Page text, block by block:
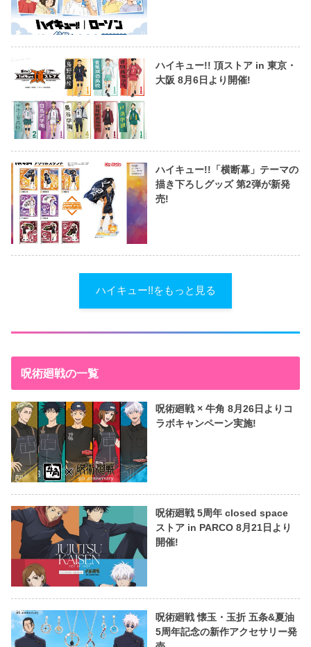
ハイキュー!! 頂ストア in 東京・
大阪 8月6日より開催!
ハイキュー!!「横断幕」テーマの
描き下ろしグッズ 第2弾が新発
売!
ハイキュー!!をもっと見る
呪術廻戦の一覧
呪術廻戦 × 牛角 8月26日よりコ
ラボキャンペーン実施!
呪術廻戦 5周年 closed space
ストア in PARCO 8月21日より
開催!
呪術廻戦 懐玉・玉折 五条&夏油
5周年記念の新作アクセサリー発